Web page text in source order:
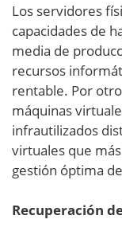
Los servidores
capacidades de
media de
recursos
rentable. Por
máquinas
infrautilizados
virtuales que
gestión óptima
Recuperación